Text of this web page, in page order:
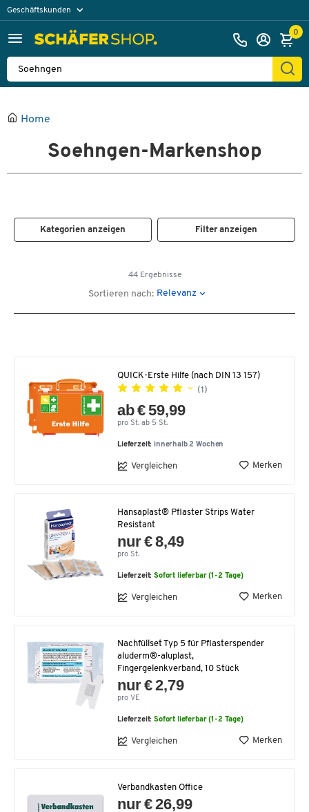
Geschäftskunden
0
Home
Soehngen-Markenshop
Kategorien anzeigen Filter anzeigen
44 Ergebnisse
Sortieren nach: Relevanz
QUICK-Erste Hilfe (nach DIN 13 157)
(1)
ab € 59,99
pro St. ab 5 St.
Lieferzeit: innerhalb 2 Wochen
Vergleichen Merken
Hansaplast® Pflaster Strips Water
Resistant
nur € 8,49
pro St.
Lieferzeit:Sofort lieferbar (1-2 Tage)
Vergleichen Merken
Nachfüllset Typ 5 für Pflasterspender
aluderm®-aluplast,
Fingergelenkverband, 10 Stück
nur € 2,79
pro VE
Lieferzeit:Sofort lieferbar (1-2 Tage)
Vergleichen Merken
Verbandkasten Office
nur € 26,99